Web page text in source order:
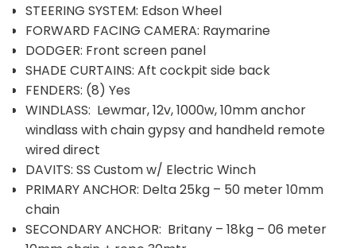
STEERING SYSTEM: Edson Wheel
FORWARD FACING CAMERA: Raymarine
DODGER: Front screen panel
SHADE CURTAINS: Aft cockpit side back
FENDERS: (8) Yes
WINDLASS: Lewmar, 12v, 1000w, 10mm anchor
windlass with chain gypsy and handheld remote
wired direct
DAVITS: SS Custom w/ Electric Winch
PRIMARY ANCHOR: Delta 25kg – 50 meter 10mm
chain
SECONDARY ANCHOR: Britany – 18kg – 06 meter